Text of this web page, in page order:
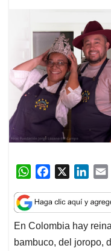
W
a
t
s
A
c
e
b
o
n
k
e
d
i
l
En Colombia hay
bambuco, del joropo,